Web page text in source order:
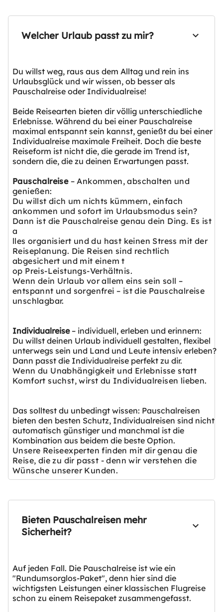
Welcher Urlaub passt zu mir?
Du willst weg, raus aus dem Alltag und rein ins
Urlaubsglück und wir wissen, ob besser als
Pauschalreise oder Individualreise!
Beide Reisearten bieten dir völlig unterschiedliche
Erlebnisse. Während du bei einer Pauschalreise
maximal entspannt sein kannst, genießt du bei einer
Individualreise maximale Freiheit. Doch die beste
Reiseform ist nicht die, die gerade im Trend ist,
sondern die, die zu deinen Erwartungen passt.
Pauschalreise– Ankommen, abschalten und
genießen:
Du willst dich um nichts kümmern, einfach
ankommen und sofort im Urlaubsmodus sein?
Dann ist die Pauschalreise genau dein Ding. Es ist
a
lles organisiert und du hast keinen Stress mit der
Reiseplanung. Die Reisen sind rechtlich
abgesichert und mit einem t
op Preis-Leistungs-Verhältnis.
Wenn dein Urlaub vor allem eins sein soll –
entspannt und sorgenfrei – ist die Pauschalreise
unschlagbar.
Individualreise– individuell, erleben und erinnern:
Du willst deinen Urlaub individuell gestalten, flexibel
unterwegs sein und Land und Leute intensiv erleben?
Dann passt die Individualreise perfekt zu dir.
Wenn du Unabhängigkeit und Erlebnisse statt
Komfort suchst, wirst du Individualreisen lieben.
Das solltest du unbedingt wissen: Pauschalreisen
bieten den besten Schutz, Individualreisen sind nicht
automatisch günstiger und manchmal ist die
Kombination aus beidem die beste Option.
Unsere Reiseexperten finden mit dir genau die
Reise, die zu dir passt - denn wir verstehen die
Wünsche unserer Kunden.
Bieten Pauschalreisen mehr
Sicherheit?
Auf jeden Fall. Die Pauschalreise ist wie ein
"Rundumsorglos-Paket", denn hier sind die
wichtigsten Leistungen einer klassischen Flugreise
schon zu einem Reisepaket zusammengefasst.